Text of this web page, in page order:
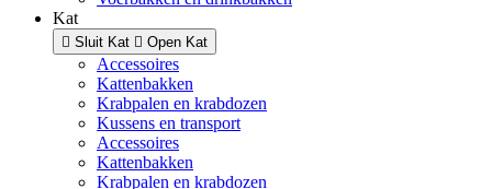
Kat
Sluit Kat Open Kat
Accessoires
Kattenbakken
Krabpalen en krabdozen
Kussens en transport
Accessoires
Kattenbakken
Krabpalen en krabdozen